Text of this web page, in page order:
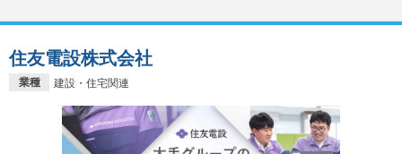
業種 建設・住宅関連
住友電設株式会社